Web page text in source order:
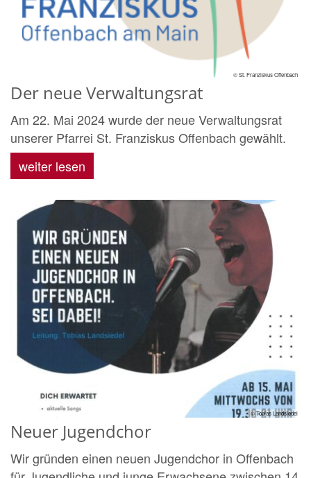
© St. Franziskus Offenbach
Der neue Verwaltungsrat
Am 22. Mai 2024 wurde der neue Verwaltungsrat
unserer Pfarrei St. Franziskus Offenbach gewählt.
weiter lesen
© Tobias Landsiedel
Neuer Jugendchor
Wir gründen einen neuen Jugendchor in Offenbach